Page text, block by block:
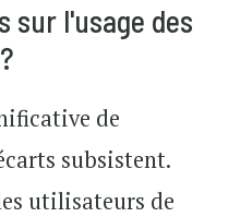
sur l'usage des
de
subsistent.
utilisateurs de